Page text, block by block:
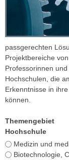
passgerechten
Projektbereiche
Professorinnen
Hochschulen, die
Erkenntnisse in
können.
Themengebiet
Hochschule
Medizin und
Biotechnologie,